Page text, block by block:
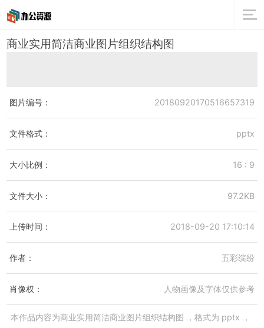
商业实用简洁商业图片组织结构图
图片编号： 20180920170516657319
文件格式： pptx
大小比例： 16 : 9
文件大小： 97.2KB
上传时间： 2018-09-20 17:10:14
作者： 五彩缤纷
肖像权： 人物画像及字体仅供参考
本作品内容为商业实用简洁商业图片组织结构图 ，格式为 pptx
，